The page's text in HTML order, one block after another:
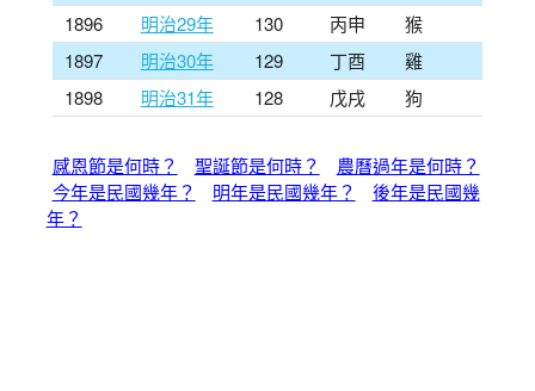
1896
明治29年 130 丙申
猴
1897
明治30年 129 丁酉
雞
1898
明治31年 128 戊戌 狗
感恩節是何時？ 聖誕節是何時？
農曆過年是何時？
今年是民國幾年？
明年是民國幾年？
後年是民國幾
年？